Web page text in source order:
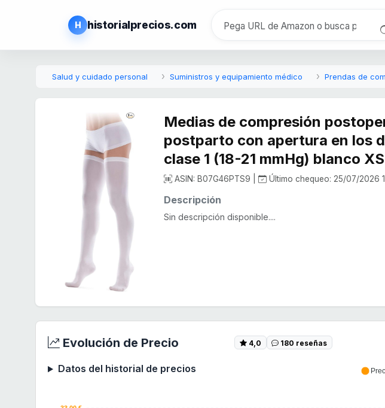
H historialprecios.com
Salud y cuidado personal Suministros y equipamiento médico Prendas de
Medias de compresión
postparto con apertura en los
clase 1 (18-21 mmHg) blanco XS
ASIN: B07G46PTS9 | Último chequeo: 25/07/2026
Descripción
Sin descripción disponible....
Evolución de Precio 4,0 180 reseñas
Datos del historial de precios